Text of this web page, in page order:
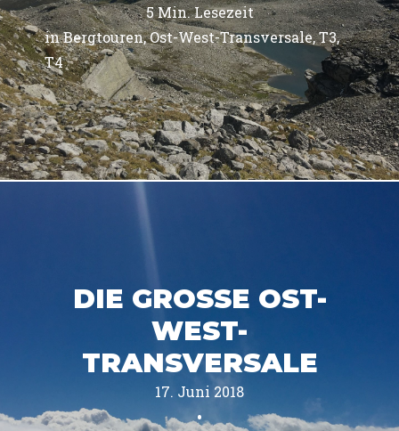
5Min. Lesezeit
in Bergtouren Ost-West-Transversale T3
T4
DIE GROSSE OST-
WEST-
TRANSVERSALE
17. Juni 2018
•